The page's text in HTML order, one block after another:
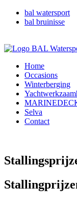
bal watersport
bal bruinisse
Home
Occasions
Winterberging
Selva
Contact